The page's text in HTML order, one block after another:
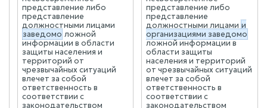
представление либо
представление
должностными лицами
заведомо ложной
информации в области
защиты населения и
территорий от
чрезвычайных ситуаций
влечет за собой
ответственность в
соответствии с
законодательством
представление либо
представление
должностными лицами и
организациями заведомо
ложной информации в
области защиты
населения и территорий
от чрезвычайных ситуаций
влечет за собой
ответственность в
соответствии с
законодательством